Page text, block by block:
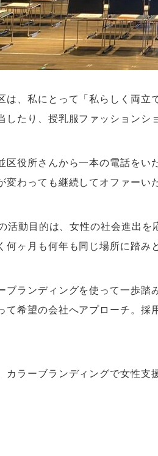
は、私にとって「私らしく両立
したり、授乳服ファッションシ
区役所さんから一本の電話をい
変わっても継続してオファーい
活動目的は、女性の社会進出
何ヶ月も何年も同じ場所に踏み
ブランディングを使って一歩
て希望の会社へアプローチ。
カラーブランディングで女性支